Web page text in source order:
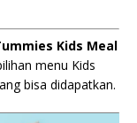
Kids Meal
menu Kids
bisa didapatkan.